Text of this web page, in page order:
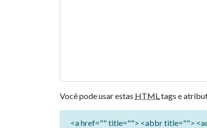
Você pode usar estas HTMLtags e
<a href="" title=""> <abbr title="">